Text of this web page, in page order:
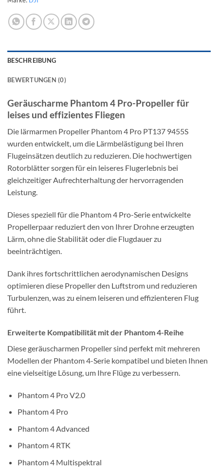
BESCHREIBUNG
BEWERTUNGEN (0)
Geräuscharme Phantom 4 Pro-Propeller für
leises und effizientes Fliegen
Die lärmarmen Propeller Phantom 4 Pro PT137 9455S
wurden entwickelt, um die Lärmbelästigung bei Ihren
Flugeinsätzen deutlich zu reduzieren. Die hochwertigen
Rotorblätter sorgen für ein leiseres Flugerlebnis bei
gleichzeitiger Aufrechterhaltung der hervorragenden
Leistung.
Dieses speziell für die Phantom 4 Pro-Serie entwickelte
Propellerpaar reduziert den von Ihrer Drohne erzeugten
Lärm, ohne die Stabilität oder die Flugdauer zu
beeinträchtigen.
Dank ihres fortschrittlichen aerodynamischen Designs
optimieren diese Propeller den Luftstrom und reduzieren
Turbulenzen, was zu einem leiseren und effizienteren Flug
führt.
Erweiterte Kompatibilität mit der Phantom 4-Reihe
Diese geräuscharmen Propeller sind perfekt mit mehreren
Modellen der Phantom 4-Serie kompatibel und bieten Ihnen
eine vielseitige Lösung, um Ihre Flüge zu verbessern.
Phantom 4 Pro V2.0
Phantom 4 Pro
Phantom 4 Advanced
Phantom 4 RTK
Phantom 4 Multispektral